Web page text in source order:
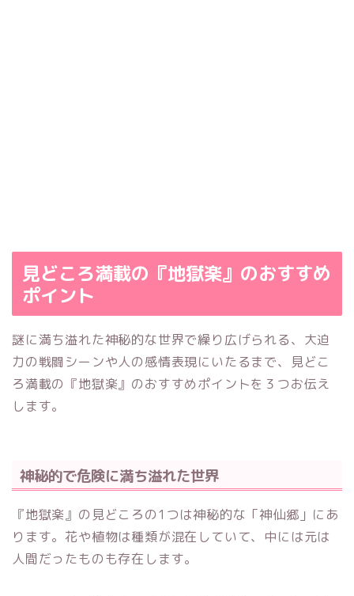
見どころ満載の『地獄楽』のおすすめ
ポイント
謎に満ち溢れた神秘的な世界で繰り広げられる、大迫
力の戦闘シーンや人の感情表現にいたるまで、見どこ
ろ満載の『地獄楽』のおすすめポイントを３つお伝え
します。
神秘的で危険に満ち溢れた世界
『地獄楽』の見どころの1つは神秘的な「神仙郷」にあ
ります。花や植物は種類が混在していて、中には元は
人間だったものも存在します。